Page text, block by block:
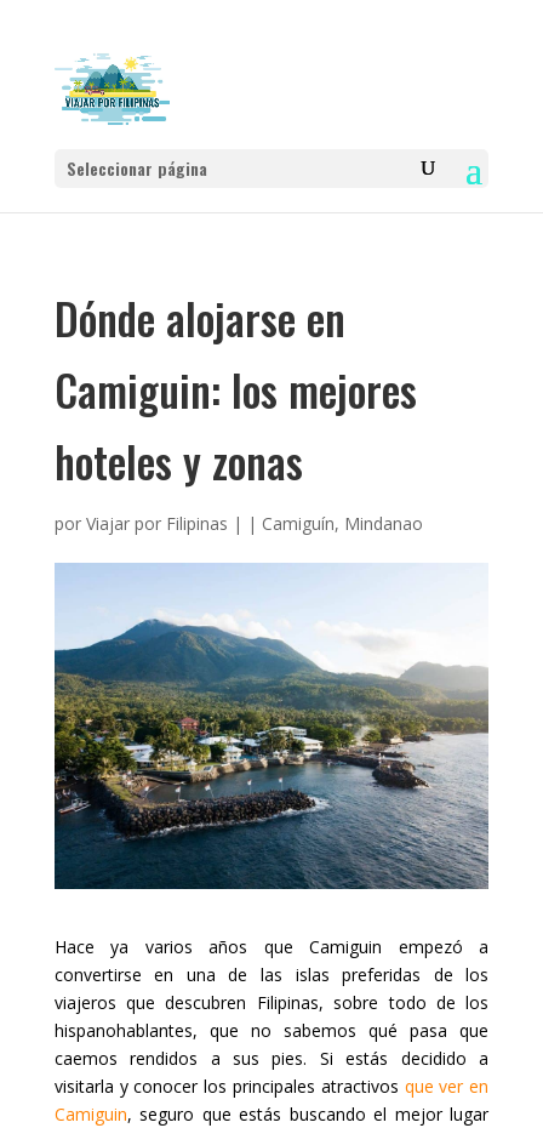
Seleccionar página
Dónde alojarse en
Camiguin: los mejores
hoteles y zonas
por Viajar por Filipinas | | Camiguín, Mindanao
Hace ya varios años que Camiguin empezó a
convertirse en una de las islas preferidas de los
viajeros que descubren Filipinas, sobre todo de los
hispanohablantes, que no sabemos qué pasa que
caemos rendidos a sus pies. Si estás decidido a
visitarla y conocer los principales atractivos que ver en
Camiguin, seguro que estás buscando el mejor lugar